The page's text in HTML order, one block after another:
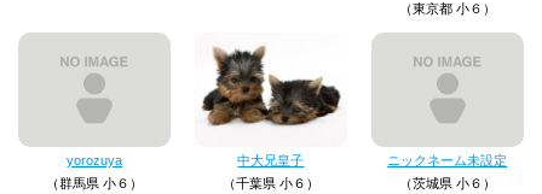
（東京都 小６）
yorozuya
（群馬県 小６）
中大兄皇子
（千葉県 小６）
ニックネーム未設定
（茨城県 小６）